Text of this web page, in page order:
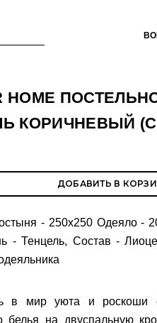
HOME
КОРИЧНЕВЫЙ
ДОБАВИТЬ В
- 250х250 Одеяло -
- Тенцель, Состав -
в мир уюта и
белья на двуспальную